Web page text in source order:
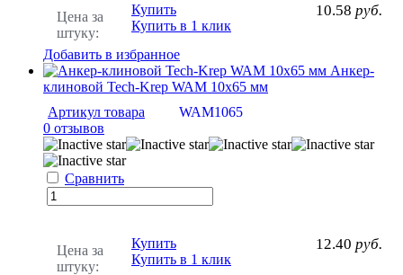
Цена за
штуку:
10.58 руб.
Купить
Купить в 1 клик
Добавить в избранное
Анкер-
клиновой Tech-Krep WAM 10х65 мм
Артикул товара
WAM1065
0 отзывов
Сравнить
Цена за
штуку:
12.40 руб.
Купить
Купить в 1 клик